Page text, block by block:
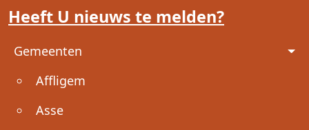
Heeft U nieuws te melden?
Voet
Gemeenten
Affligem
Asse